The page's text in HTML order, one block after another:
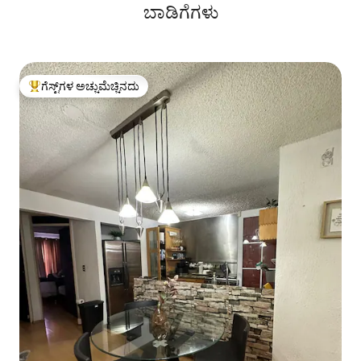
ಬಾಡಿಗೆಗಳು
ಗೆಸ್ಟ್‌ಗಳಿಗೆ ಅತಿ ಹೆಚ್ಚು ಅಚ್ಚುಮೆಚ್ಚಿನದು
ಗೆಸ್ಟ್‌ಗಳ ಅಚ್ಚುಮೆಚ್ಚಿನದು